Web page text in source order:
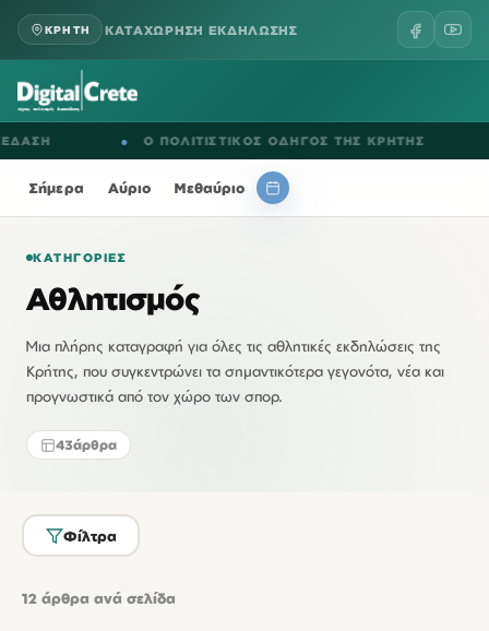
ΚΡΗΤΗ ΚΑΤΑΧΩΡΗΣΗ ΕΚΔΗΛΩΣΗΣ
Ο ΠΟΛΙΤΙΣΤΙΚΟΣ ΟΔΗΓΟΣ ΤΗΣ ΚΡΗΤΗΣ
Σήμερα Αύριο Μεθαύριο
ΚΑΤΗΓΟΡΊΕΣ
Αθλητισμός
Μια πλήρης καταγραφή για όλες τις αθλητικές εκδηλώσεις της
Κρήτης, που συγκεντρώνει τα σημαντικότερα γεγονότα, νέα και
προγνωστικά από τον χώρο των σπορ.
43άρθρα
Φίλτρα
12 άρθρα ανά σελίδα